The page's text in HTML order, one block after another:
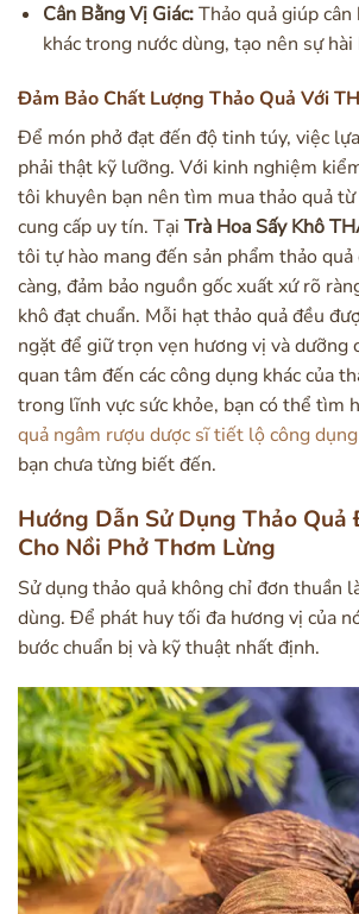
Cân Bằng Vị Giác:Thảo quả giúp cân
khác trong nước dùng, tạo nên sự
Đảm Bảo Chất Lượng Thảo Quả Với
Để món phở đạt đến độ tinh túy, việc
phải thật kỹ lưỡng. Với kinh nghiệm
tôi khuyên bạn nên tìm mua thảo quả
cung cấp uy tín. Tại Trà Hoa Sấy Khô
tôi tự hào mang đến sản phẩm thảo quả
càng, đảm bảo nguồn gốc xuất xứ rõ
khô đạt chuẩn. Mỗi hạt thảo quả đều
ngặt để giữ trọn vẹn hương vị và dưỡng
quan tâm đến các công dụng khác của
trong lĩnh vực sức khỏe, bạn có thể tìm
quả ngâm rượu dược sĩ tiết lộ công
bạn chưa từng biết đến.
Hướng Dẫn Sử Dụng Thảo Quả
Cho Nồi Phở Thơm Lừng
Sử dụng thảo quả không chỉ đơn thuần
dùng. Để phát huy tối đa hương vị của
bước chuẩn bị và kỹ thuật nhất định.